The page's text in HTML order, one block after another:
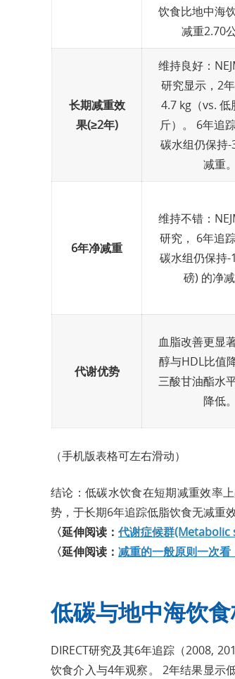
饮食比地中海
减重2.70公
长期减重效
果(≥2年)
维持良好：
研究显示，2
4.7 kg（vs. 低
斤）。 6年追
碳水组仍保持-
减重。
6年净减重
维持不错：
研究， 6年追
碳水组仍保持-
磅) 的净减
代谢优势
血脂改善更显
醇与HDL比值
三酸甘油酯水
降低。
（手机版表格可左右滑动）
结论：低碳水饮食在短期减重效率
势，于长期6年追踪低脂饮食无减重效
〈延伸阅读： 代谢症候群(Metabolic
〈延伸阅读： 减重的一般原则一次看
低碳与地中海饮
DIRECT研究及其6年追踪（2008,
饮食介入与4年观察。 2年结果显示